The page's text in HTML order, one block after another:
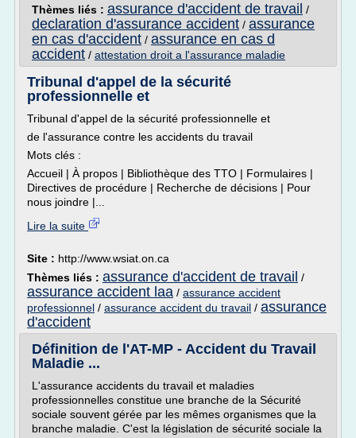
Thèmes liés : assurance d'accident de travail /
declaration d'assurance accident / assurance
en cas d'accident / assurance en cas d
accident / attestation droit a l'assurance maladie
Tribunal d'appel de la sécurité
professionnelle et
Tribunal d'appel de la sécurité professionnelle et
de l'assurance contre les accidents du travail
Mots clés :
Accueil | À propos | Bibliothèque des TTO | Formulaires |
Directives de procédure | Recherche de décisions | Pour
nous joindre |...
Lire la suite
Site : http://www.wsiat.on.ca
Thèmes liés : assurance d'accident de travail /
assurance accident laa / assurance accident
professionnel / assurance accident du travail / assurance
d'accident
Définition de l'AT-MP - Accident du Travail
Maladie ...
L'assurance accidents du travail et maladies
professionnelles constitue une branche de la Sécurité
sociale souvent gérée par les mêmes organismes que la
branche maladie. C'est la législation de sécurité sociale la